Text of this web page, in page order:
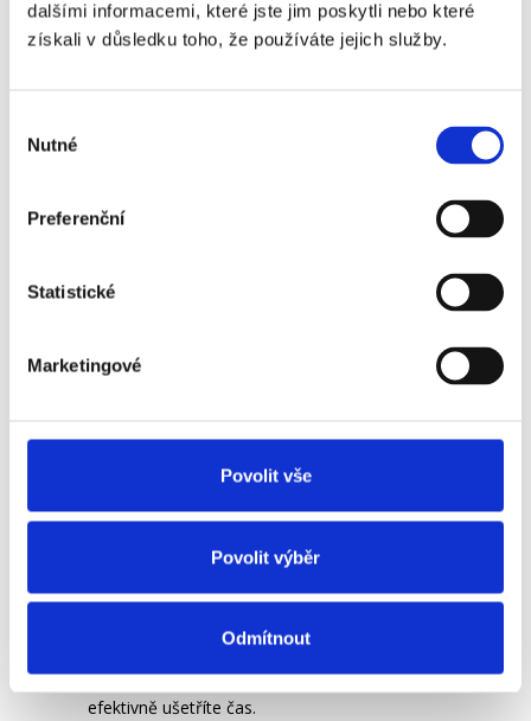
dalšími informacemi, které jste jim poskytli nebo které
získali v důsledku toho, že používáte jejich služby.
souhlasu
Nutné
Preferenční
Statistické
Marketingové
Povolit vše
Povolit výběr
Odmítnout
V. Spolupráce s pracovní
dveře i do firem, které zrovna nejsou
ale přesto je přijímají.
databáze. Možná pro Vás momentálně
ale až ji najdou, ozvou se.
na pracovní nabídku vše dobře promyslete.
Je nutné si položit klíčové otázky.
nastoupit? Když rovnou eliminujete
pracovní nabídky mimo Vaše možnosti,
efektivně ušetříte čas.